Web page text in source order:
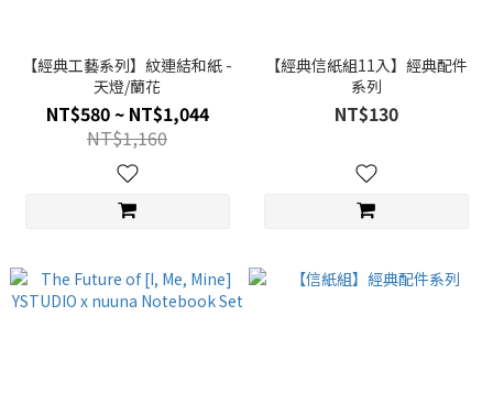
【經典工藝系列】紋連結和紙 -
天燈/蘭花
NT$580 ~ NT$1,044
NT$1,160
【經典信紙組11入】經典配件
系列
NT$130